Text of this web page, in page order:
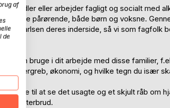
eller arbejder fagligt og socialt med
hos de pårørende, både børn og voksne.
Karlsen deres inderside, så vi som fagfolk
kan bruge i dit arbejde med disse familier,
overgreb, økonomi, og hvilke tegn du især
bedre til at se det usagte og et skjult råb om
mønsterbrud.
af
de